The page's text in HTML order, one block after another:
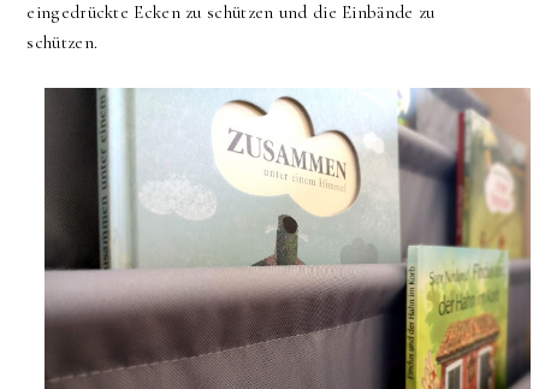
eingedrückte Ecken zu schützen und die Einbände zu
schützen.